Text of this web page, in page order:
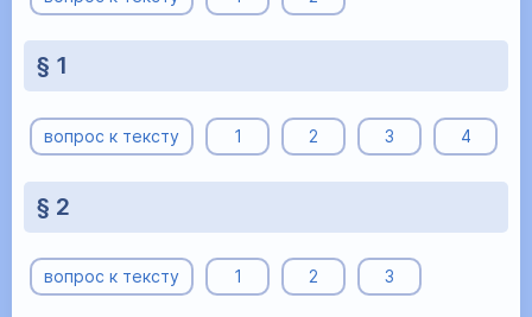
§ 1
вопрос к тексту 1 2 3 4
§ 2
вопрос к тексту 1 2 3